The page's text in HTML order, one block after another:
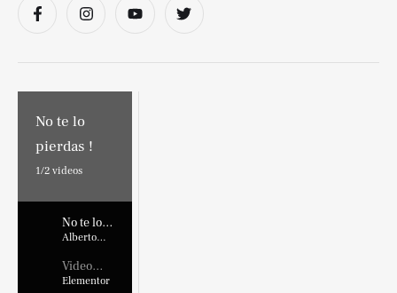
No te lo
pierdas !
1/2 videos
No te lo
pierdas !
Alberto
Video
Placehold
Elementor